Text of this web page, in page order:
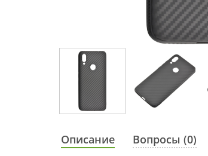
Описание Вопросы (0)